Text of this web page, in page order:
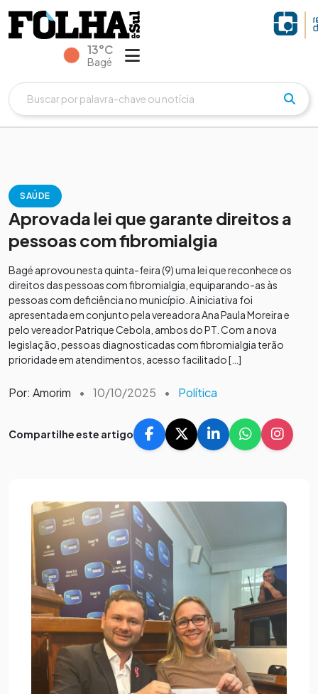
13°C
Bagé
SAÚDE
Aprovada lei que garante direitos a
pessoas com fibromialgia
Bagé aprovou nesta quinta-feira (9) uma lei que reconhece os
direitos das pessoas com fibromialgia, equiparando-as às
pessoas com deficiência no município. A iniciativa foi
apresentada em conjunto pela vereadora Ana Paula Moreira e
pelo vereador Patrique Cebola, ambos do PT. Com a nova
legislação, pessoas diagnosticadas com fibromialgia terão
prioridade em atendimentos, acesso facilitado […]
Por: Amorim • 10/10/2025 • Política
Compartilhe este artigo